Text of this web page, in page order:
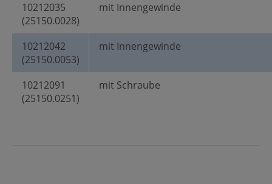
10212035
(25150.0028)
mit Innengewinde
10212042
(25150.0053)
mit Innengewinde
10212091
(25150.0251)
mit Schraube